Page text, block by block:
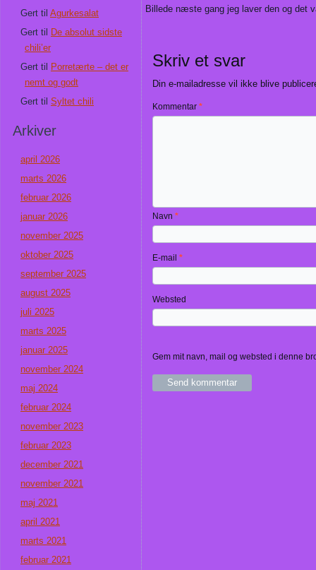
Gert til Agurkesalat
Gert til
De absolut sidste
chili’er
Gert til
Porretærte – det er
nemt og godt
Gert til Syltet chili
Arkiver
april 2026
marts 2026
februar 2026
januar 2026
november 2025
oktober 2025
september 2025
august 2025
juli 2025
marts 2025
januar 2025
november 2024
maj 2024
februar 2024
november 2023
februar 2023
december 2021
november 2021
maj 2021
april 2021
marts 2021
februar 2021
Billede næste gang jeg laver den og det
Skriv et svar
Din e-mailadresse vil ikke blive
Kommentar *
Navn *
E-mail *
Websted
Gem mit navn, mail og websted i denne